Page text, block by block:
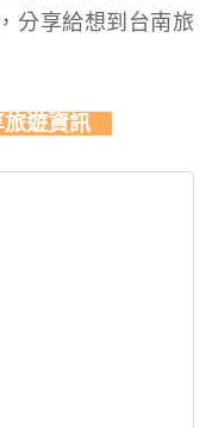
分享給想到台南旅
旅遊資訊